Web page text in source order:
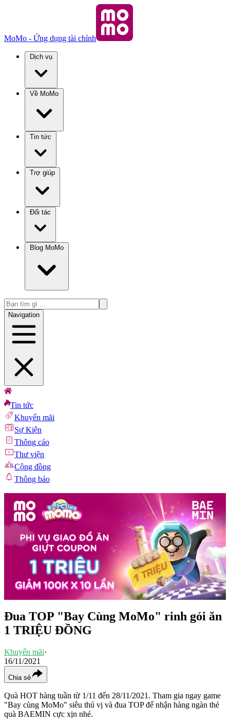
MoMo - Ứng dụng tài chính
Dịch vụ
Về MoMo
Tin tức
Trợ giúp
Đối tác
Blog MoMo
Navigation
Tin tức
Khuyến mãi
Sự Kiện
Thông cáo
Thư viện
Cộng đồng
Thông báo
Đua TOP "Bay Cùng MoMo" rinh gói ăn
1 TRIỆU ĐỒNG
Khuyến mãi·
16/11/2021
Chia sẻ
Quà HOT hàng tuần từ 1/11 đến 28/11/2021. Tham gia ngay game
"Bay cùng MoMo" siêu thú vị và đua TOP để nhận hàng ngàn thẻ
quà BAEMIN cực xịn nhé.